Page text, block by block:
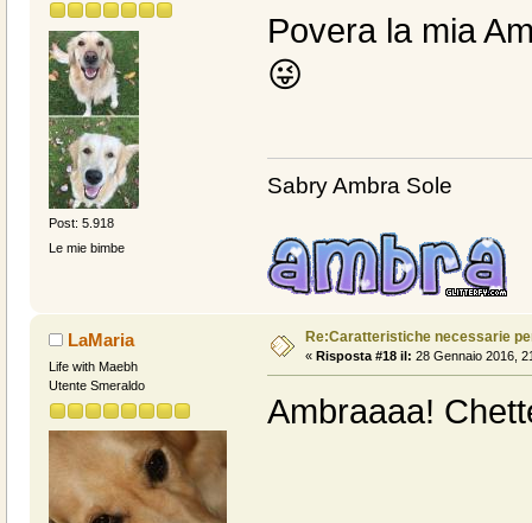
Post: 5.918
Le mie bimbe
Povera la mia
😜
Sabry Ambra Sole
LaMaria
Life with Maebh
Utente Smeraldo
Re:Caratteristiche necessarie
« Risposta #18 il: 28 Gennaio 2016,
Ambraaaa!